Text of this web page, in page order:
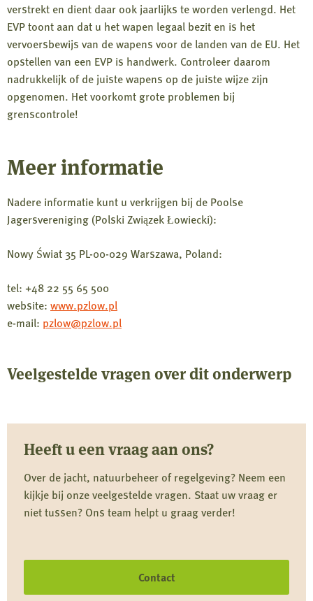
verstrekt en dient daar ook jaarlijks te worden verlengd. Het
EVP toont aan dat u het wapen legaal bezit en is het
vervoersbewijs van de wapens voor de landen van de EU. Het
opstellen van een EVP is handwerk. Controleer daarom
nadrukkelijk of de juiste wapens op de juiste wijze zijn
opgenomen. Het voorkomt grote problemen bij
grenscontrole!
Meer informatie
Nadere informatie kunt u verkrijgen bij de Poolse
Jagersvereniging (Polski Związek Łowiecki):
Nowy Świat 35 PL-00-029 Warszawa, Poland:
tel: +48 22 55 65 500
website: www.pzlow.pl
e-mail: pzlow@pzlow.pl
Veelgestelde vragen over dit onderwerp
Heeft u een vraag aan ons?
Over de jacht, natuurbeheer of regelgeving? Neem een
kijkje bij onze veelgestelde vragen. Staat uw vraag er
niet tussen? Ons team helpt u graag verder!
Contact